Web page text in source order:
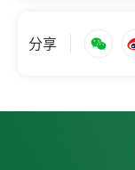
分享